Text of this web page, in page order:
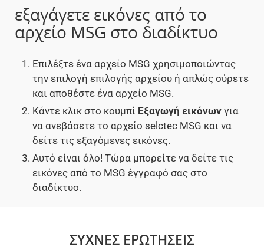
εξαγάγετε εικόνες από το
αρχείο MSG στο διαδίκτυο
Επιλέξτε ένα αρχείο MSG χρησιμοποιώντας
την επιλογή επιλογής αρχείου ή απλώς σύρετε
και αποθέστε ένα αρχείο MSG.
Κάντε κλικ στο κουμπί Εξαγωγή εικόνων για
να ανεβάσετε το αρχείο selctec MSG και να
δείτε τις εξαγόμενες εικόνες.
Αυτό είναι όλο! Τώρα μπορείτε να δείτε τις
εικόνες από το MSG έγγραφό σας στο
διαδίκτυο.
ΣΥΧΝΈΣ ΕΡΩΤΉΣΕΙΣ